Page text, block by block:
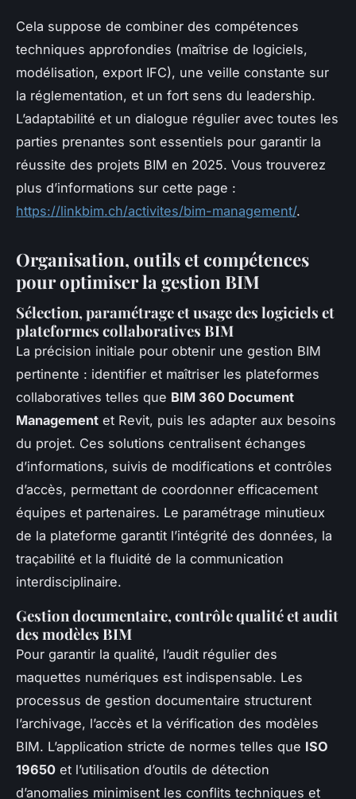
Cela suppose de combiner des compétences
techniques approfondies (maîtrise de logiciels,
modélisation, export IFC), une veille constante sur
la réglementation, et un fort sens du leadership.
L’adaptabilité et un dialogue régulier avec toutes les
parties prenantes sont essentiels pour garantir la
réussite des projets BIM en 2025. Vous trouverez
plus d’informations sur cette page :
https://linkbim.ch/activites/bim-management/.
Organisation, outils et compétences
pour optimiser la gestion BIM
Sélection, paramétrage et usage des logiciels et
plateformes collaboratives BIM
La précision initiale pour obtenir une gestion BIM
pertinente : identifier et maîtriser les plateformes
collaboratives telles que BIM 360 Document
Management et Revit, puis les adapter aux besoins
du projet. Ces solutions centralisent échanges
d’informations, suivis de modifications et contrôles
d’accès, permettant de coordonner efficacement
équipes et partenaires. Le paramétrage minutieux
de la plateforme garantit l’intégrité des données, la
traçabilité et la fluidité de la communication
interdisciplinaire.
Gestion documentaire, contrôle qualité et audit
des modèles BIM
Pour garantir la qualité, l’audit régulier des
maquettes numériques est indispensable. Les
processus de gestion documentaire structurent
l’archivage, l’accès et la vérification des modèles
BIM. L’application stricte de normes telles que ISO
19650 et l’utilisation d’outils de détection
d’anomalies minimisent les conflits techniques et